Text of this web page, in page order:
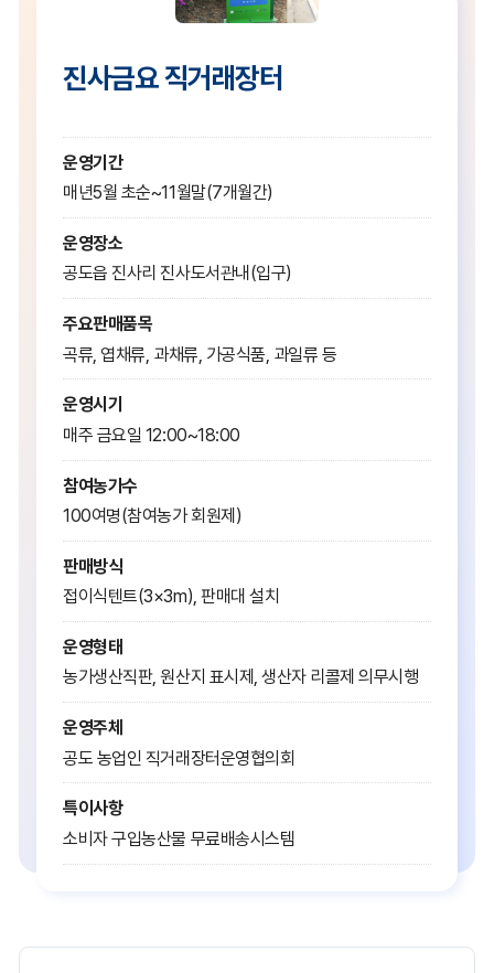
진사금요 직거래장터
운영기간
매년5월 초순~11월말(7개월간)
운영장소
공도읍 진사리 진사도서관내(입구)
주요판매품목
곡류, 엽채류, 과채류, 가공식품, 과일류 등
운영시기
매주 금요일 12:00~18:00
참여농가수
100여명(참여농가 회원제)
판매방식
접이식텐트(3×3m), 판매대 설치
운영형태
농가생산직판, 원산지 표시제, 생산자 리콜제 의무시행
운영주체
공도 농업인 직거래장터운영협의회
특이사항
소비자 구입농산물 무료배송시스템